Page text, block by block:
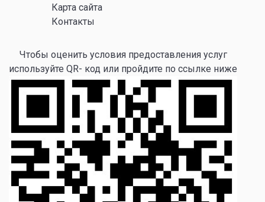
Карта сайта
Контакты
Чтобы оценить условия предоставления услуг
используйте QR- код или пройдите по ссылке ниже